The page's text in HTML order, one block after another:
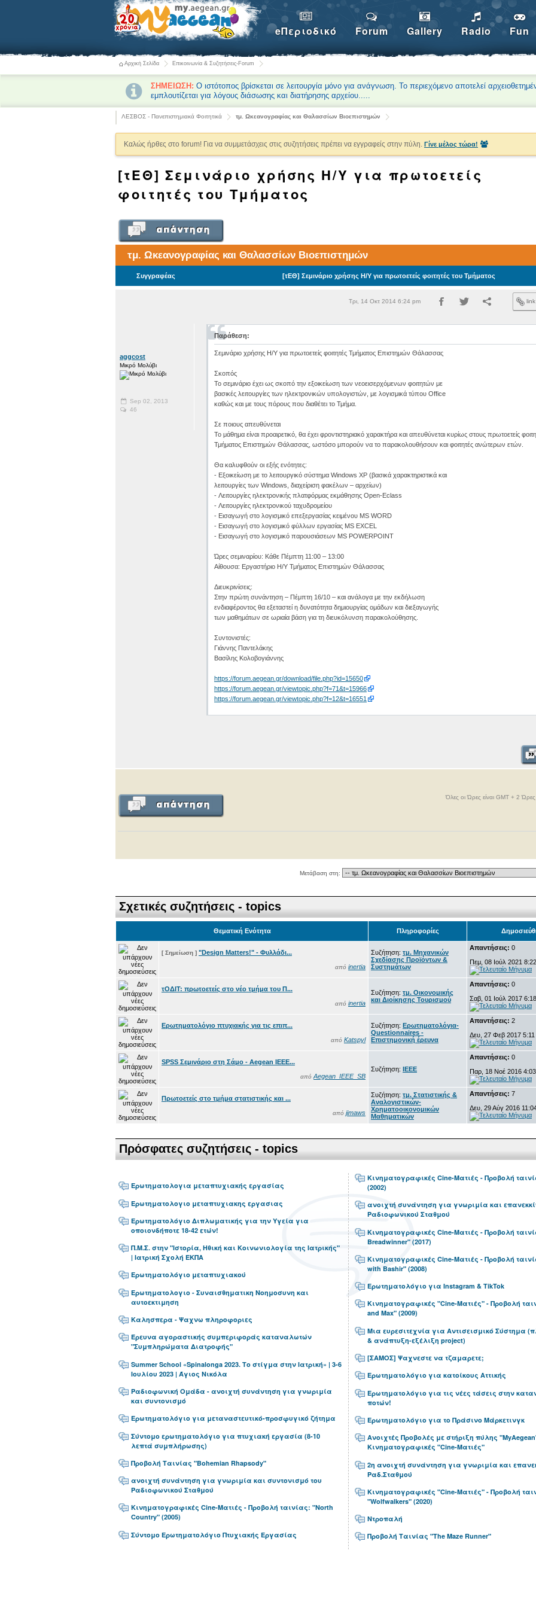
eΠεριοδικό Forum Gallery Radio Fun
Αρχική Σελίδα Επικοινωνία & Συζητήσεις-Forum
ΣΗΜΕΙΩΣΗ: Ο ιστότοπος βρίσκεται σε λειτουργία μόνο για ανάγνωση. Το περιεχόμενο αποτελεί
εμπλουτίζεται για λόγους διάσωσης και διατήρησης αρχείου.....
ΛΕΣΒΟΣ - Πανεπιστημιακά Φοιτητικά τμ. Ωκεανογραφίας και Θαλασσίων Βιοεπιστημών
Καλώς ήρθες στο forum! Για να συμμετάσχεις στις συζητήσεις πρέπει να εγγραφείς στην πύλη. Γίνε μέλος τώρα!
[τΕΘ] Σεμινάριο χρήσης Η/Υ για πρωτοετείς
φοιτητές του Τμήματος
τμ. Ωκεανογραφίας και Θαλασσίων Βιοεπιστημών
Συγγραφέας [τΕΘ] Σεμινάριο χρήσης Η/Υ για πρωτοετείς φοιτητές του Τμήματος
Τρι, 14 Οκτ 2014 6:24 pm
aggcost
Μικρό Μολύβι
Sep 02, 2013
46
Παράθεση:
Σεμινάριο χρήσης Η/Υ για πρωτοετείς φοιτητές Τμήματος Επιστημών Θάλασσας
Σκοπός
Το σεμινάριο έχει ως σκοπό την εξοικείωση των νεοεισερχόμενων φοιτητών με
βασικές λειτουργίες των ηλεκτρονικών υπολογιστών, με λογισμικά τύπου Office
καθώς και με τους πόρους που διαθέτει το Τμήμα.
Σε ποιους απευθύνεται
Το μάθημα είναι προαιρετικό, θα έχει φροντιστηριακό χαρακτήρα και απευθύνεται κυρίως στους πρωτοετείς
Τμήματος Επιστημών Θάλασσας, ωστόσο μπορούν να το παρακολουθήσουν και φοιτητές ανώτερων ετών.
Θα καλυφθούν οι εξής ενότητες:
- Εξοικείωση με το λειτουργικό σύστημα Windows XP (βασικά χαρακτηριστικά και
λειτουργίες των Windows, διαχείριση φακέλων – αρχείων)
- Λειτουργίες ηλεκτρονικής πλατφόρμας εκμάθησης Open-Eclass
- Λειτουργίες ηλεκτρονικού ταχυδρομείου
- Εισαγωγή στο λογισμικό επεξεργασίας κειμένου MS WORD
- Εισαγωγή στο λογισμικό φύλλων εργασίας MS EXCEL
- Εισαγωγή στο λογισμικό παρουσιάσεων MS POWERPOINT
Ώρες σεμιναρίου: Κάθε Πέμπτη 11:00 – 13:00
Αίθουσα: Εργαστήριο Η/Υ Τμήματος Επιστημών Θάλασσας
Διευκρινίσεις:
Στην πρώτη συνάντηση – Πέμπτη 16/10 – και ανάλογα με την εκδήλωση
ενδιαφέροντος θα εξεταστεί η δυνατότητα δημιουργίας ομάδων και διεξαγωγής
των μαθημάτων σε ωριαία βάση για τη διευκόλυνση παρακολούθησης.
Συντονιστές:
Γιάννης Παντελάκης
Βασίλης Κολοβογιάννης
https://forum.aegean.gr/download/file.php?id=15650
https://forum.aegean.gr/viewtopic.php?f=71&t=15966
https://forum.aegean.gr/viewtopic.php?f=12&t=16551
Όλες οι Ώρες είναι GMT + 2
Μετάβαση στη:
Σχετικές συζητήσεις - topics
Θεματική Ενότητα Πληροφορίες
[ Σημείωση ] "Design Matters!" - Φυλλάδι...
από inertia
Συζήτηση: τμ. Μηχανικών
Σχεδίασης Προϊόντων &
Συστημάτων
Απαντήσεις: 0
Πεμ, 08 Ιούλ 2021
τΟΔΙΤ: πρωτοετείς στο νέο τμήμα του Π...
από inertia
Συζήτηση: τμ. Οικονομικής
και Διοίκησης Τουρισμού
Απαντήσεις: 0
Σαβ, 01 Ιούλ 2017
Ερωτηματολόγιο πτυχιακής για τις επιπ...
από Katspyl
Συζήτηση: Ερωτηματολόγια-
Questionnaires -
Επιστημονική έρευνα
Απαντήσεις: 2
Δευ, 27 Φεβ 2017 5:11
SPSS Σεμινάριο στη Σάμο - Aegean IEEE...
από Aegean_IEEE_SB
Συζήτηση: IEEE
Απαντήσεις: 0
Παρ, 18 Νοέ 2016
Πρωτοετείς στο τμήμα στατιστικής και ...
από jimaws
Συζήτηση: τμ. Στατιστικής &
Αναλογιστικών-
Χρηματοοικονομικών
Μαθηματικών
Απαντήσεις: 7
Δευ, 29 Αύγ 2016
Πρόσφατες συζητήσεις - topics
Ερωτηματολογια μεταπτυχιακής εργασίας
Ερωτηματολογιο μεταπτυχιακης εργασιας
Ερωτηματολόγιο Διπλωματικής για την Υγεία για
οποιονδήποτε 18-42 ετών!
Π.Μ.Σ. στην "Ιστορία, Ηθική και Κοινωνιολογία της Ιατρικής"
| Ιατρική Σχολή ΕΚΠΑ
Ερωτηματολόγιο μεταπτυχιακού
Ερωτηματολογιο - Συναισθηματικη Νοημοσυνη και
αυτοεκτιμηση
Καλησπερα - Ψαχνω πληροφοριες
Έρευνα αγοραστικής συμπεριφοράς καταναλωτών
"Συμπληρώματα Διατροφής"
Summer School «Spinalonga 2023. Το στίγμα στην Ιατρική» | 3-6
Ιουλίου 2023 | Άγιος Νικόλα
Ραδιοφωνική Ομάδα - ανοιχτή συνάντηση για γνωριμία
και συντονισμό
Ερωτηματολόγιο για μεταναστευτικό-προσφυγικό ζήτημα
Σύντομο ερωτηματολόγιο για πτυχιακή εργασία (8-10
λεπτά συμπλήρωσης)
Προβολή Ταινίας "Bohemian Rhapsody"
ανοιχτή συνάντηση για γνωριμία και συντονισμό του
Ραδιοφωνικού Σταθμού
Κινηματογραφικές Cine-Ματιές - Προβολή ταινίας: "North
Country" (2005)
Σύντομο Ερωτηματολόγιο Πτυχιακής Εργασίας
Κινηματογραφικές Cine-Ματιές - Προβολή
(2002)
ανοιχτή συνάντηση για γνωριμία και
Ραδιοφωνικού Σταθμού
Κινηματογραφικές Cine-Ματιές - Προβολή
Breadwinner" (2017)
Κινηματογραφικές Cine-Ματιές - Προβολή
with Bashir" (2008)
Ερωτηματολόγιο για Instagram & TikTok
Κινηματογραφικές "Cine-Ματιές" - Προβολή
and Max" (2009)
Μια ευρεσιτεχνία για Αντισεισμικό Σύστημα
& ανάπτυξη-εξέλιξη project)
[ΣΑΜΟΣ] Ψαχνεστε να τζαμαρετε;
Ερωτηματολόγιο για κατοίκους Αττικής
Ερωτηματολόγιο για τις νέες τάσεις στην
ποτών!
Ερωτηματολόγιο για το Πράσινο Μάρκετινγκ
Ανοιχτές Προβολές με στήριξη πύλης
Κινηματογραφικές "Cine-Ματιές"
2η ανοιχτή συνάντηση για γνωριμία και
Ραδ.Σταθμού
Κινηματογραφικές "Cine-Ματιές" - Προβολή
"Wolfwalkers" (2020)
Ντροπαλή
Προβολή Ταινίας "The Maze Runner"